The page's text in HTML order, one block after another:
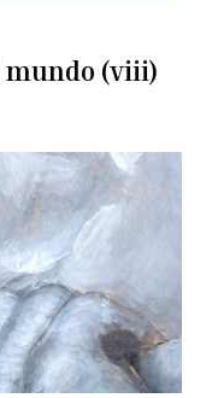
mundo (viii)